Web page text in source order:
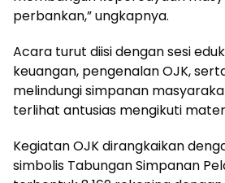
perbankan,” ungkapnya.
Acara turut diisi dengan sesi
keuangan, pengenalan OJK,
melindungi simpanan
terlihat antusias mengikuti
Kegiatan OJK dirangkaikan
simbolis Tabungan Simpanan